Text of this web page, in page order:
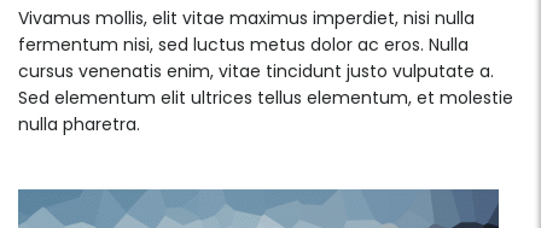
Vivamus mollis, elit vitae maximus imperdiet, nisi nulla
fermentum nisi, sed luctus metus dolor ac eros. Nulla
cursus venenatis enim, vitae tincidunt justo vulputate a.
Sed elementum elit ultrices tellus elementum, et molestie
nulla pharetra.